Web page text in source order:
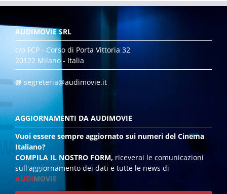
AUDIMOVIE SRL
c/o FCP - Corso di Porta Vittoria 32
20122 Milano - Italia
@ segreteria@audimovie.it
AGGIORNAMENTI DA AUDIMOVIE
Vuoi essere sempre aggiornato sui numeri del Cinema
Italiano?
COMPILA IL NOSTRO FORM, riceverai le comunicazioni
sull'aggiornamento dei dati e tutte le news di
AUDIMOVIE